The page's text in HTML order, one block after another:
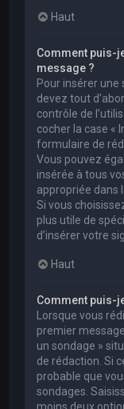
Haut
Comment puis-
message ?
Pour insérer une
devez tout
contrôle de
cocher la case «
formulaire de
Vous pouvez
insérée à tous
appropriée dans
Si vous
plus utile de
d’insérer votre
Haut
Comment puis-
Lorsque vous
premier
un sondage »
de rédaction. Si
probable que
sondages.